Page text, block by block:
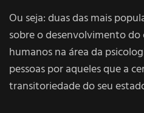
Ou seja: duas das mais
sobre o desenvolvimento
humanos na área da
pessoas por aqueles que a
transitoriedade do seu